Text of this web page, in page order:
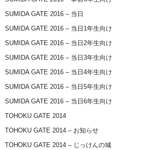
SUMIDA GATE 2016 – 当日
SUMIDA GATE 2016 – 当日1年生向け
SUMIDA GATE 2016 – 当日2年生向け
SUMIDA GATE 2016 – 当日3年生向け
SUMIDA GATE 2016 – 当日4年生向け
SUMIDA GATE 2016 – 当日5年生向け
SUMIDA GATE 2016 – 当日6年生向け
TOHOKU GATE 2014
TOHOKU GATE 2014 – お知らせ
TOHOKU GATE 2014 – じっけんの城